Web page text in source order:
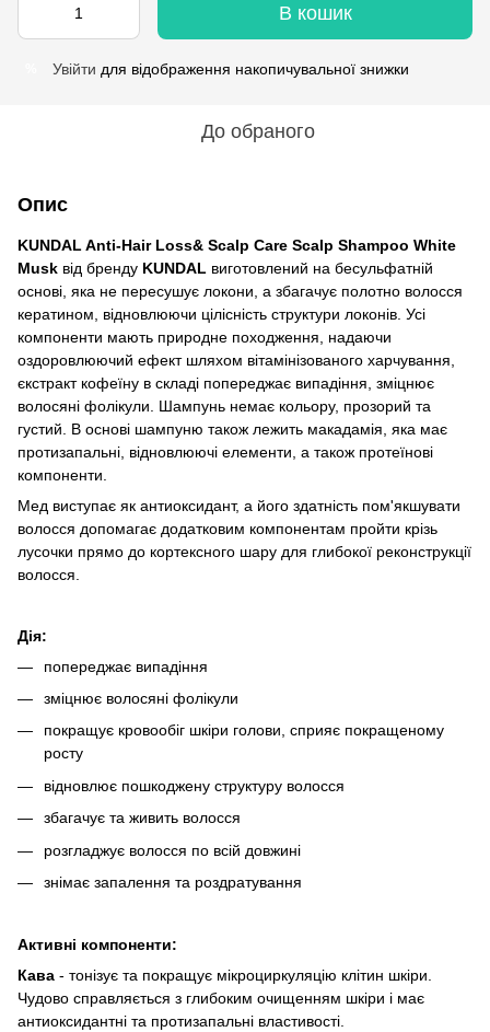
В кошик
Увійти для відображення накопичувальної знижки
До обраного
Опис
KUNDAL Anti-Hair Loss& Scalp Care Scalp Shampoo White
Musk від бренду KUNDAL виготовлений на бесульфатній
основі, яка не пересушує локони, а збагачує полотно волосся
кератином, відновлюючи цілісність структури локонів. Усі
компоненти мають природне походження, надаючи
оздоровлюючий ефект шляхом вітамінізованого харчування,
єкстракт кофеїну в складі попереджає випадіння, зміцнює
волосяні фолікули. Шампунь немає кольору, прозорий та
густий. В основі шампуню також лежить макадамія, яка має
протизапальні, відновлюючі елементи, а також протеїнові
компоненти.
Мед виступає як антиоксидант, а його здатність пом'якшувати
волосся допомагає додатковим компонентам пройти крізь
лусочки прямо до кортексного шару для глибокої реконструкції
волосся.
Дія:
попереджає випадіння
зміцнює волосяні фолікули
покращує кровообіг шкіри голови, сприяє покращеному
росту
відновлює пошкоджену структуру волосся
збагачує та живить волосся
розгладжує волосся по всій довжині
знімає запалення та роздратування
Активні компоненти:
Кава - тонізує та покращує мікроциркуляцію клітин шкіри.
Чудово справляється з глибоким очищенням шкіри і має
антиоксидантні та протизапальні властивості.